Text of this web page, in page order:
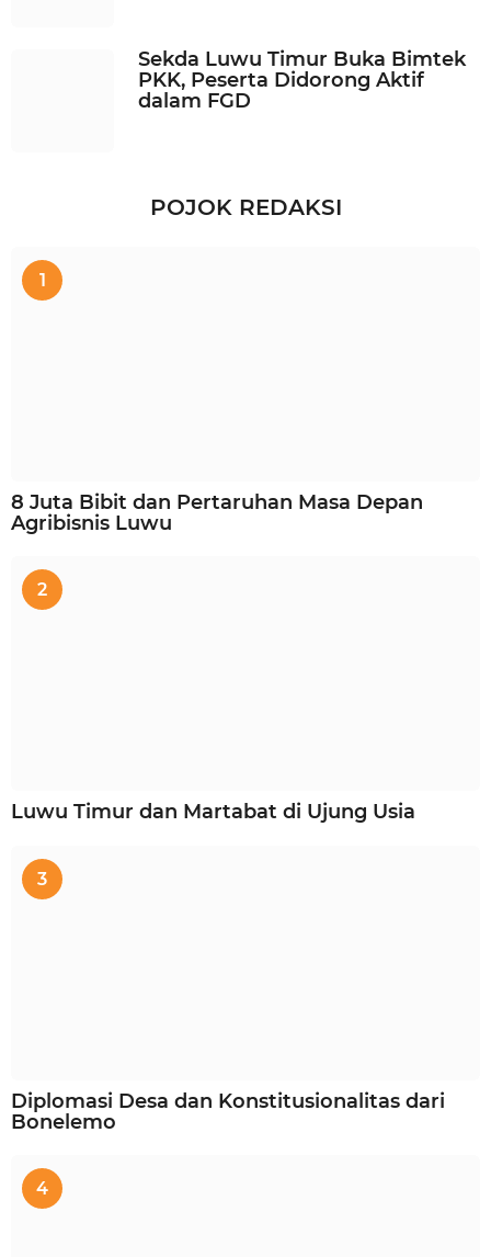
Sekda Luwu Timur Buka Bimtek
PKK, Peserta Didorong Aktif
dalam FGD
POJOK REDAKSI
1
8 Juta Bibit dan Pertaruhan Masa Depan
Agribisnis Luwu
2
Luwu Timur dan Martabat di Ujung Usia
3
Diplomasi Desa dan Konstitusionalitas dari
Bonelemo
4